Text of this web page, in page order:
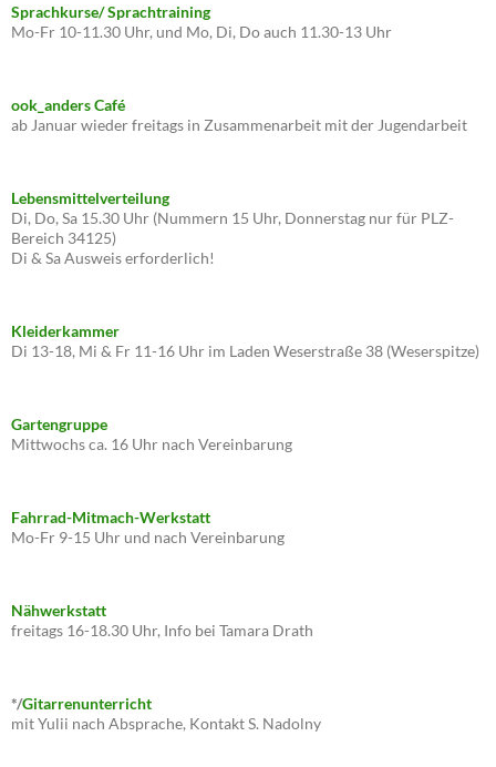
Sprachkurse/ Sprachtraining
Mo-Fr 10-11.30 Uhr, und Mo, Di, Do auch 11.30-13 Uhr
ook_anders Café
ab Januar wieder freitags in Zusammenarbeit mit der Jugendarbeit
Lebensmittelverteilung
Di, Do, Sa 15.30 Uhr (Nummern 15 Uhr, Donnerstag nur für PLZ-
Bereich 34125)
Di & Sa Ausweis erforderlich!
Kleiderkammer
Di 13-18, Mi & Fr 11-16 Uhr im Laden Weserstraße 38 (Weserspitze)
Gartengruppe
Mittwochs ca. 16 Uhr nach Vereinbarung
Fahrrad-Mitmach-Werkstatt
Mo-Fr 9-15 Uhr und nach Vereinbarung
Nähwerkstatt
freitags 16-18.30 Uhr, Info bei Tamara Drath
*/Gitarrenunterricht
mit Yulii nach Absprache, Kontakt S. Nadolny